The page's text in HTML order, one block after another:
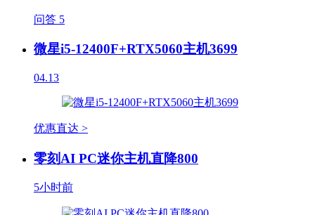
问答 5
微星i5-12400F+RTX5060主机3699
04.13
优惠直达 >
零刻AI PC迷你主机直降800
5小时前